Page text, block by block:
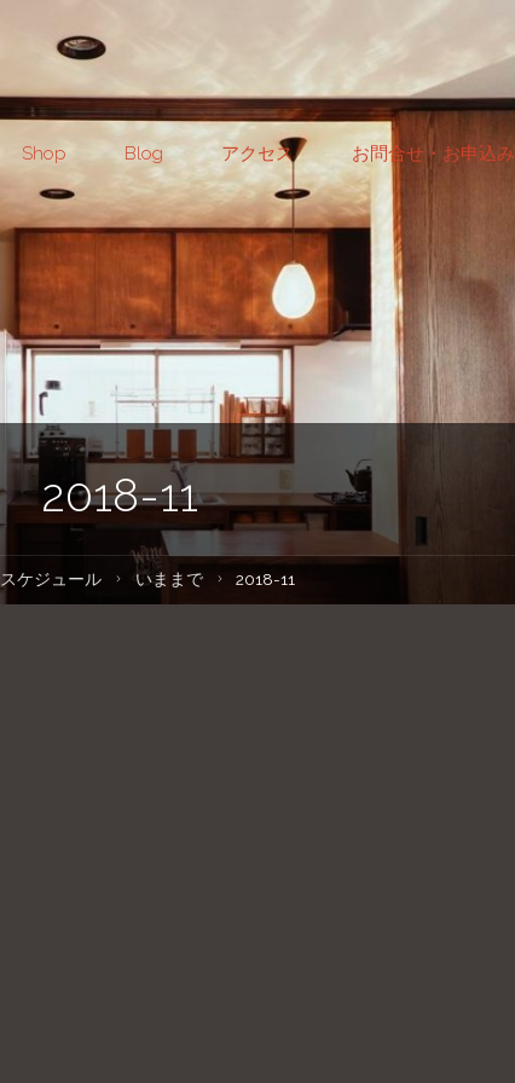
Shop Blog アクセス お問合せ・お申込み
2018-11
スケジュール いままで 2018-11